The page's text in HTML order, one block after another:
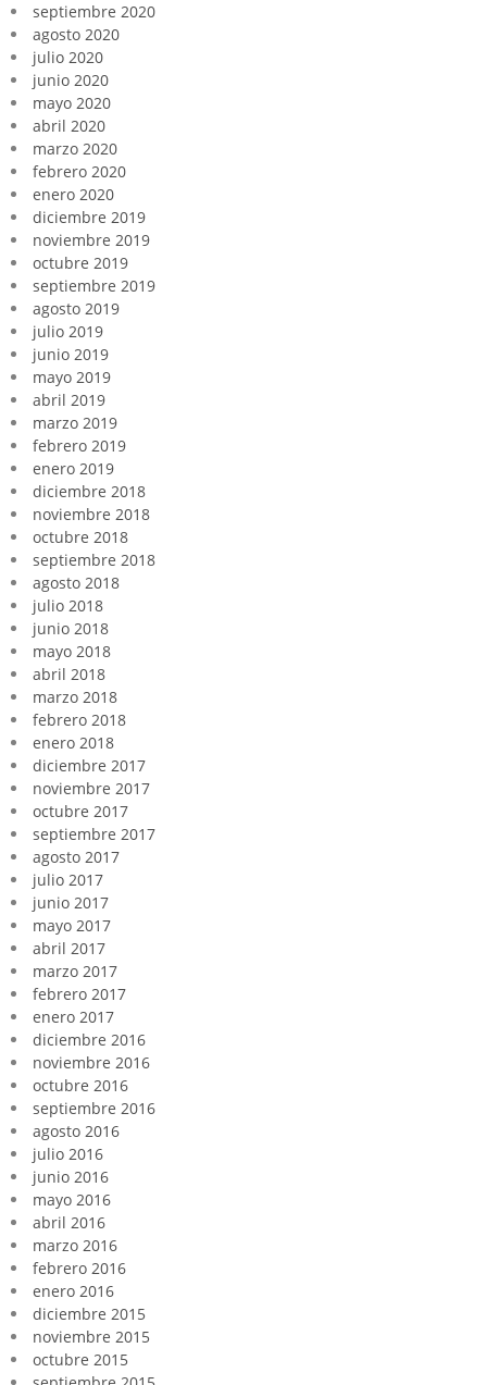
septiembre 2020
agosto 2020
julio 2020
junio 2020
mayo 2020
abril 2020
marzo 2020
febrero 2020
enero 2020
diciembre 2019
noviembre 2019
octubre 2019
septiembre 2019
agosto 2019
julio 2019
junio 2019
mayo 2019
abril 2019
marzo 2019
febrero 2019
enero 2019
diciembre 2018
noviembre 2018
octubre 2018
septiembre 2018
agosto 2018
julio 2018
junio 2018
mayo 2018
abril 2018
marzo 2018
febrero 2018
enero 2018
diciembre 2017
noviembre 2017
octubre 2017
septiembre 2017
agosto 2017
julio 2017
junio 2017
mayo 2017
abril 2017
marzo 2017
febrero 2017
enero 2017
diciembre 2016
noviembre 2016
octubre 2016
septiembre 2016
agosto 2016
julio 2016
junio 2016
mayo 2016
abril 2016
marzo 2016
febrero 2016
enero 2016
diciembre 2015
noviembre 2015
octubre 2015